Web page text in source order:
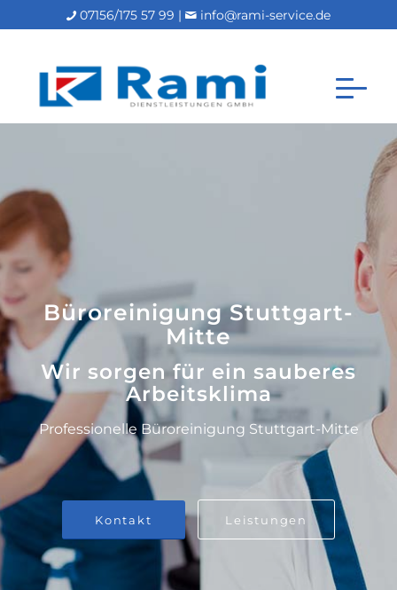
07156/175 57 99 | info@rami-service.de
Büroreinigung Stuttgart-
Mitte
Wir sorgen für ein sauberes
Arbeitsklima
Professionelle Büroreinigung Stuttgart-Mitte
Kontakt Leistungen